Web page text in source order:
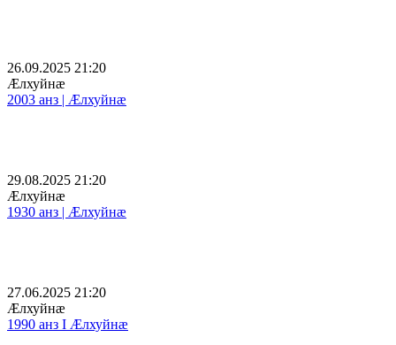
26.09.2025 21:20
Æлхуйнæ
2003 анз | Æлхуйнæ
29.08.2025 21:20
Æлхуйнæ
1930 анз | Æлхуйнæ
27.06.2025 21:20
Æлхуйнæ
1990 анз I Æлхуйнæ